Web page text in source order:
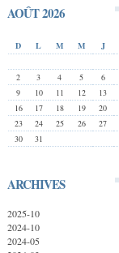
AOÛT 2026
D L M M J
2
3 4 5 6
9
10 11 12 13
16
17 18 19 20
23
24 25 26 27
30
31
ARCHIVES
2025-10
2024-10
2024-05